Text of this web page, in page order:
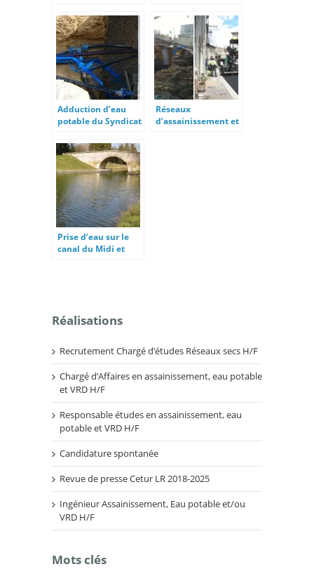
Hilaire
Adduction d’eau
potable du Syndicat
Réseaux
d’assainissement et
Prise d’eau sur le
canal du Midi et
Réalisations
Recrutement Chargé d’études Réseaux secs H/F
Chargé d’Affaires en assainissement, eau potable
et VRD H/F
Responsable études en assainissement, eau
potable et VRD H/F
Candidature spontanée
Revue de presse Cetur LR 2018-2025
Ingénieur Assainissement, Eau potable et/ou
VRD H/F
Mots clés